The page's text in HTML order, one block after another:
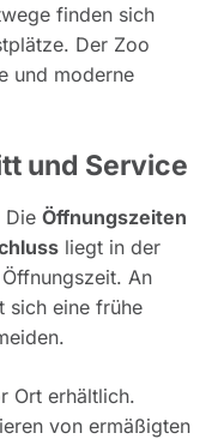
finden sich
Der Zoo
und moderne
und Service
Die Öffnungszeiten
liegt in der
An
sich eine frühe
Ort erhältlich.
von ermäßigten